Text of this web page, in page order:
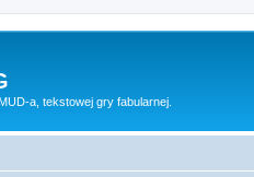
a, tekstowej gry fabularnej.